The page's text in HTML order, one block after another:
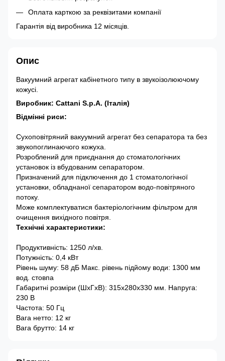
Оплата карткою за реквізитами компанії
Гарантія від виробника 12 місяців.
Опис
Вакуумний агрегат кабінетного типу в звукоізолюючому
кожусі.
Виробник: Cattani S.p.A. (Італія)
Відмінні риси:
Сухоповітряний вакуумний агрегат без сепаратора та без
звукопоглинаючого кожуха.
Розроблений для приєднання до стоматологічних
установок із вбудованим сепаратором.
Призначений для підключення до 1 стоматологічної
установки, обладнаної сепаратором водо-повітряного
потоку.
Може комплектуватися бактеріологічним фільтром для
очищення вихідного повітря.
Технічні характеристики:
Продуктивність: 1250 л/хв.
Потужність: 0,4 кВт
Рівень шуму: 58 дБ Макс. рівень підйому води: 1300 мм
вод. стовпа
Габаритні розміри (ШхГхВ): 315х280х330 мм. Напруга:
230 В
Частота: 50 Гц
Вага нетто: 12 кг
Вага брутто: 14 кг